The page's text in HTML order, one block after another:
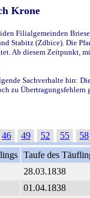
Krone
Filialgemeinden
Stabitz (Zdbice). Die
diesem Zeitpunkt,
Sachverhalte hin:
zu
46 49 52 55 58
Taufe des
28.03.1838
01.04.1838